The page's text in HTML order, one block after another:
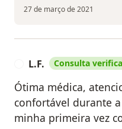
27 de março de 2021
L.F. Consulta
Ótima médica,
confortável durante
minha primeira vez